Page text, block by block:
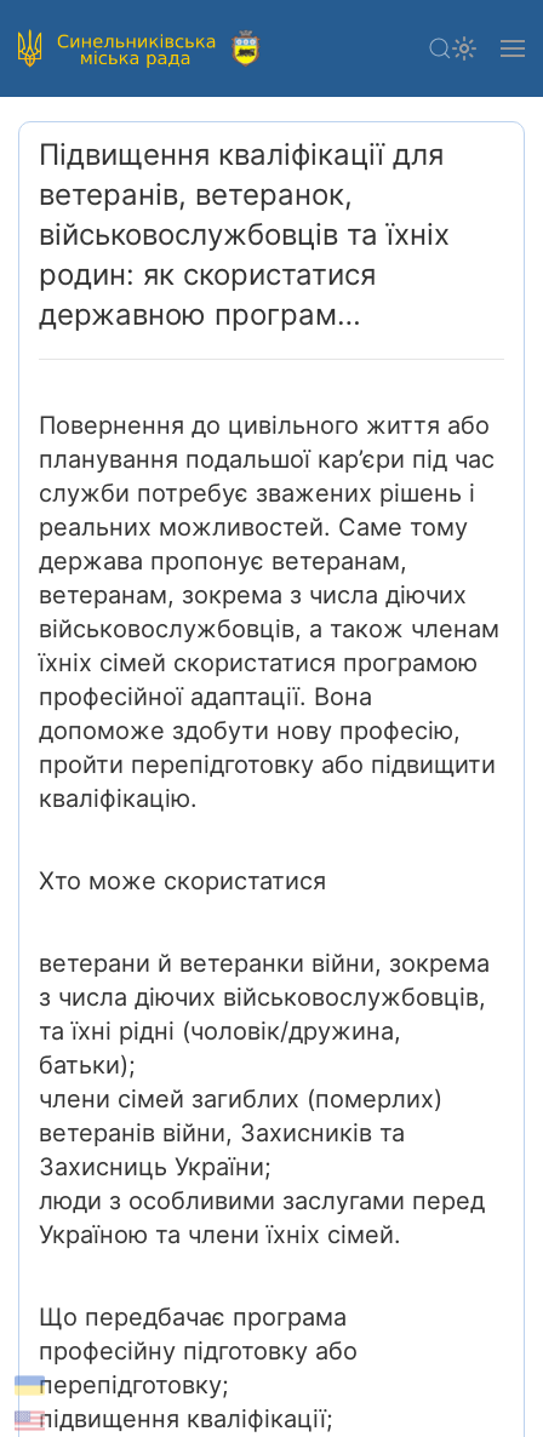
Підвищення кваліфікації для
ветеранів, ветеранок,
військовослужбовців та їхніх
родин: як скористатися
державною програм…
Повернення до цивільного життя або
планування подальшої кар’єри під час
служби потребує зважених рішень і
реальних можливостей. Саме тому
держава пропонує ветеранам,
ветеранам, зокрема з числа діючих
військовослужбовців, а також членам
їхніх сімей скористатися програмою
професійної адаптації. Вона
допоможе здобути нову професію,
пройти перепідготовку або підвищити
кваліфікацію.
Хто може скористатися
ветерани й ветеранки війни, зокрема
з числа діючих військовослужбовців,
та їхні рідні (чоловік/дружина,
батьки);
члени сімей загиблих (померлих)
ветеранів війни, Захисників та
Захисниць України;
люди з особливими заслугами перед
Україною та члени їхніх сімей.
Що передбачає програма
професійну підготовку або
перепідготовку;
підвищення кваліфікації;